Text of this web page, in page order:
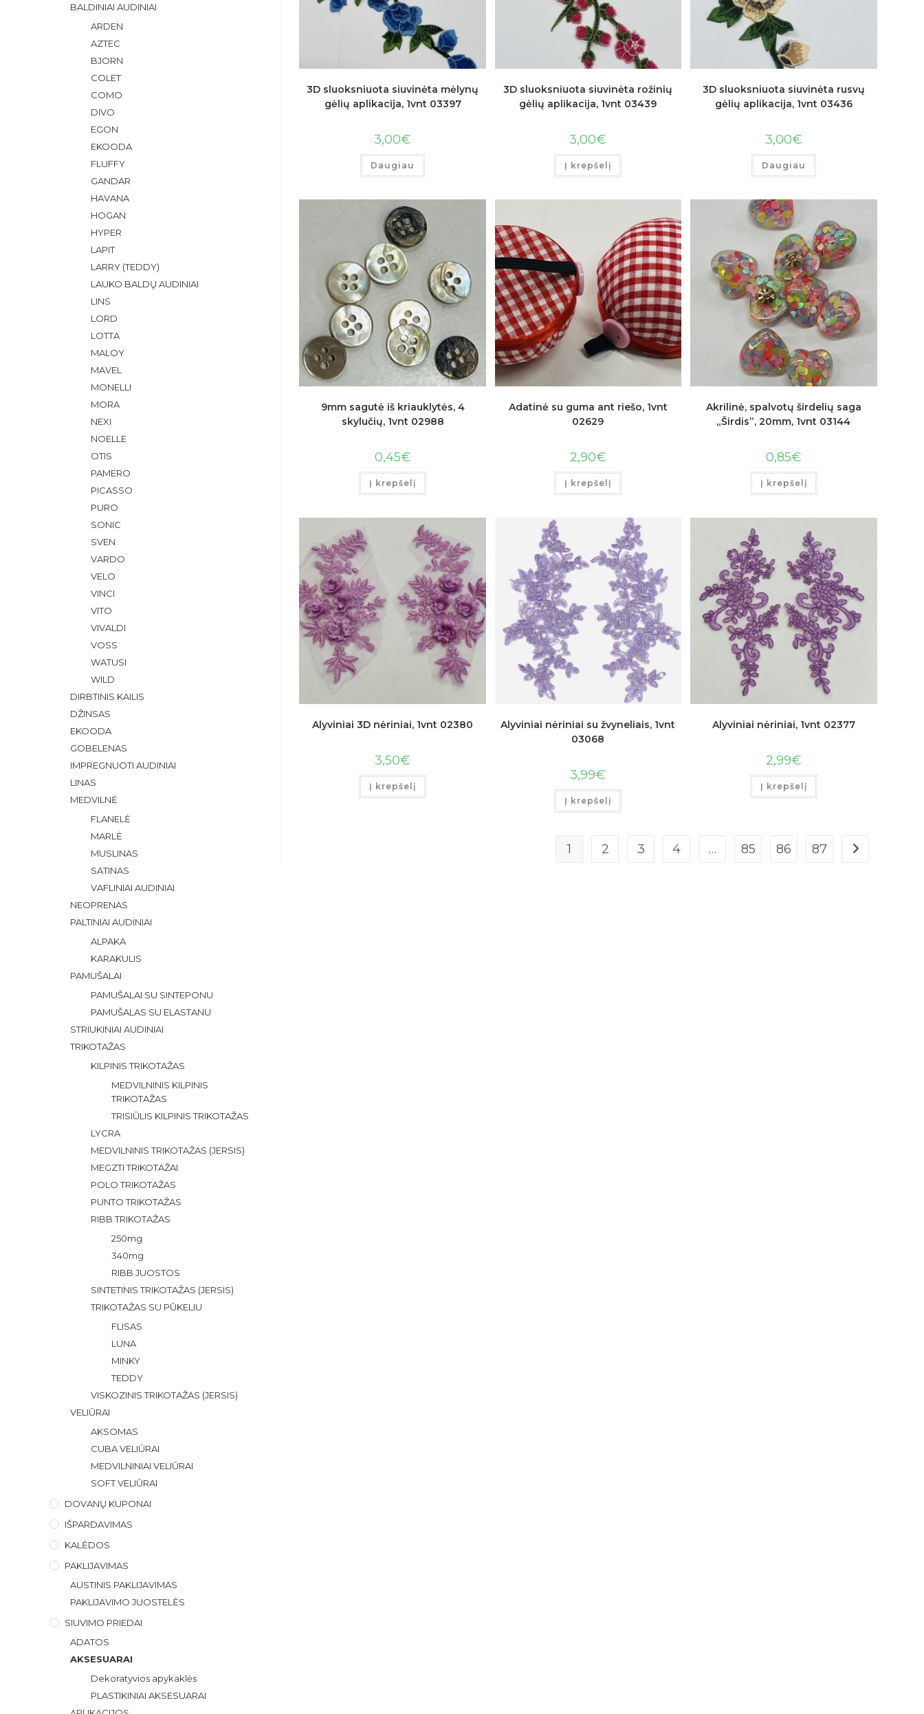
3D sluoksniuota siuvinėta mėlynų
gėlių aplikacija, 1vnt 03397
3,00€
Daugiau
3D sluoksniuota siuvinėta rožinių
gėlių aplikacija, 1vnt 03439
3,00€
Į krepšelį
3D sluoksniuota siuvinėta rusvų
gėlių aplikacija, 1vnt 03436
3,00€
Daugiau
9mm sagutė iš kriauklytės, 4
skylučių, 1vnt 02988
0,45€
Į krepšelį
Adatinė su guma ant riešo, 1vnt
02629
2,90€
Į krepšelį
Akrilinė, spalvotų širdelių saga
„Širdis”, 20mm, 1vnt 03144
0,85€
Į krepšelį
Alyviniai 3D nėriniai, 1vnt 02380
3,50€
Į krepšelį
Alyviniai nėriniai su žvyneliais, 1vnt
03068
3,99€
Į krepšelį
Alyviniai nėriniai, 1vnt 02377
2,99€
Į krepšelį
1 2 3 4 … 85 86 87
BALDINIAI AUDINIAI
ARDEN
AZTEC
BJORN
COLET
COMO
DIVO
EGON
EKOODA
FLUFFY
GANDAR
HAVANA
HOGAN
HYPER
LAPIT
LARRY (TEDDY)
LAUKO BALDŲ AUDINIAI
LINS
LORD
LOTTA
MALOY
MAVEL
MONELLI
MORA
NEXI
NOELLE
OTIS
PAMERO
PICASSO
PURO
SONIC
SVEN
VARDO
VELO
VINCI
VITO
VIVALDI
VOSS
WATUSI
WILD
DIRBTINIS KAILIS
DŽINSAS
EKOODA
GOBELENAS
IMPREGNUOTI AUDINIAI
LINAS
MEDVILNĖ
FLANELĖ
MARLĖ
MUSLINAS
SATINAS
VAFLINIAI AUDINIAI
NEOPRENAS
PALTINIAI AUDINIAI
ALPAKA
KARAKULIS
PAMUŠALAI
PAMUŠALAI SU SINTEPONU
PAMUŠALAS SU ELASTANU
STRIUKINIAI AUDINIAI
TRIKOTAŽAS
KILPINIS TRIKOTAŽAS
MEDVILNINIS KILPINIS
TRIKOTAŽAS
TRISIŪLIS KILPINIS TRIKOTAŽAS
LYCRA
MEDVILNINIS TRIKOTAŽAS (JERSIS)
MEGZTI TRIKOTAŽAI
POLO TRIKOTAŽAS
PUNTO TRIKOTAŽAS
RIBB TRIKOTAŽAS
250mg
340mg
RIBB JUOSTOS
SINTETINIS TRIKOTAŽAS (JERSIS)
TRIKOTAŽAS SU PŪKELIU
FLISAS
LUNA
MINKY
TEDDY
VISKOZINIS TRIKOTAŽAS (JERSIS)
VELIŪRAI
AKSOMAS
CUBA VELIŪRAI
MEDVILNINIAI VELIŪRAI
SOFT VELIŪRAI
DOVANŲ KUPONAI
IŠPARDAVIMAS
KALĖDOS
PAKLIJAVIMAS
AUSTINIS PAKLIJAVIMAS
PAKLIJAVIMO JUOSTELĖS
SIUVIMO PRIEDAI
ADATOS
AKSESUARAI
Dekoratyvios apykaklės
PLASTIKINIAI AKSESUARAI